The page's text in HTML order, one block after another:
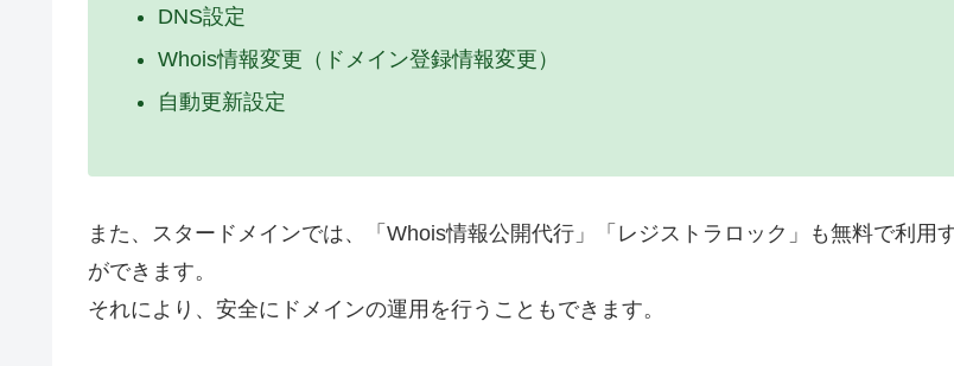
DNS設定
Whois情報変更（ドメイン登録情報変更）
自動更新設定
また、スタードメインでは、「Whois情報公開代行」「レジストラロック」も無料で利用
ができます。
それにより、安全にドメインの運用を行うこともできます。